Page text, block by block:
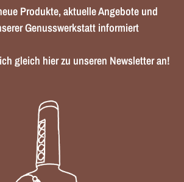
Produkte, aktuelle Angebote und
Genusswerkstatt informiert
gleich hier zu unseren Newsletter an!